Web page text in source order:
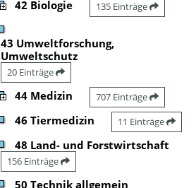
42 Biologie 135 Einträge
43 Umweltforschung,
Umweltschutz
20 Einträge
44 Medizin 707 Einträge
46 Tiermedizin 11 Einträge
48 Land- und Forstwirtschaft
156 Einträge
50 Technik allgemein